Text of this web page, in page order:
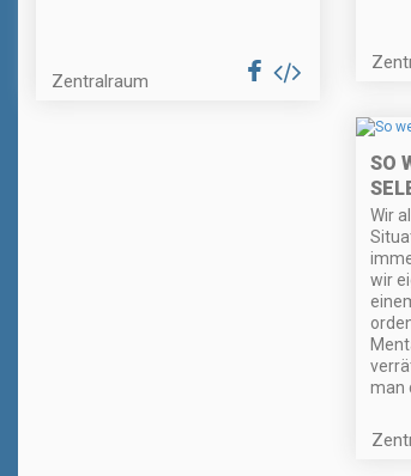
Zentralraum
SO
Wir
wir
man